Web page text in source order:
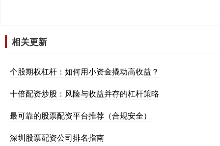
相关更新
个股期权杠杆：如何用小资金撬动高收益？
十倍配资炒股：风险与收益并存的杠杆策略
最可靠的股票配资平台推荐（合规安全）
深圳股票配资公司排名指南